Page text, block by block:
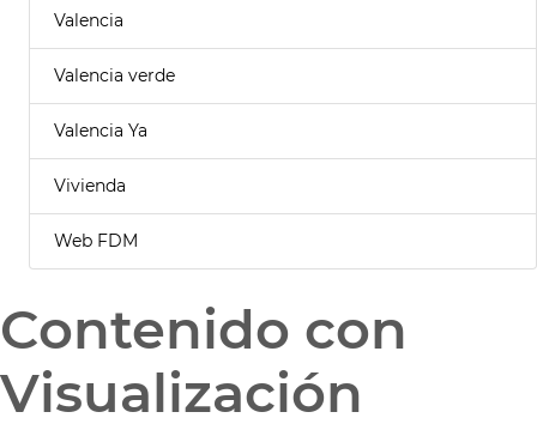
Valencia
Valencia verde
Valencia Ya
Vivienda
Web FDM
Contenido con
Visualización